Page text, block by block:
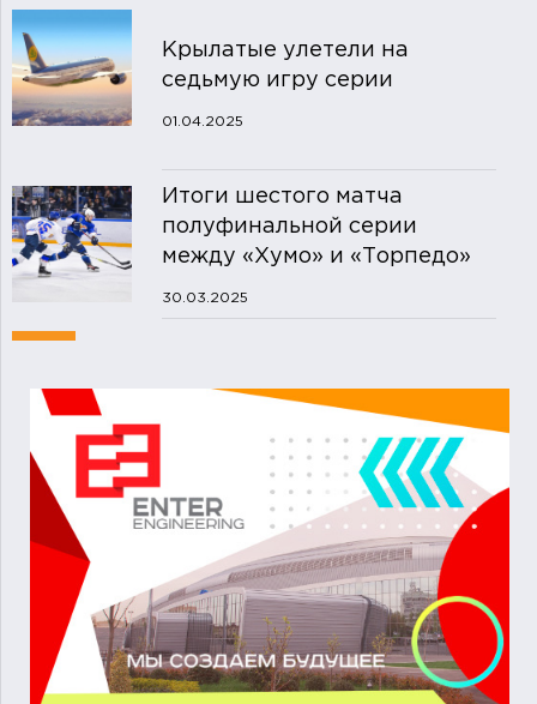
Крылатые улетели на
седьмую игру серии
01.04.2025
Итоги шестого матча
полуфинальной серии
между «Хумо» и «Торпедо»
30.03.2025